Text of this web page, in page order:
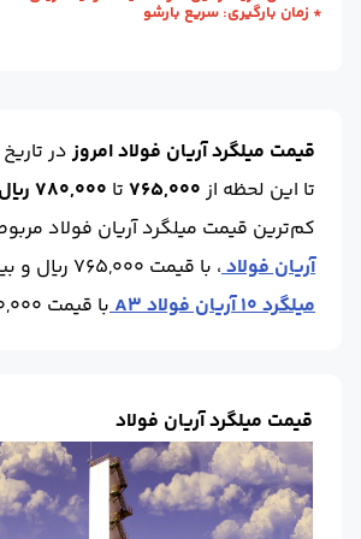
طول (m) :
12
* زمان بارگیری: سریع بارشو
قیمت میلگرد آریان فولاد امروزدر تاریخ
تا این لحظه از765,000 تا 780,000 ریال
کم‌ترین قیمت میلگرد آریان فولاد
آریان فولاد، با قیمت 765,000 ریال و بیشترین مربوط به
میلگرد 10 آریان فولاد A3
با قیمت 780,000 ریال است.
قیمت میلگرد آریان فولاد